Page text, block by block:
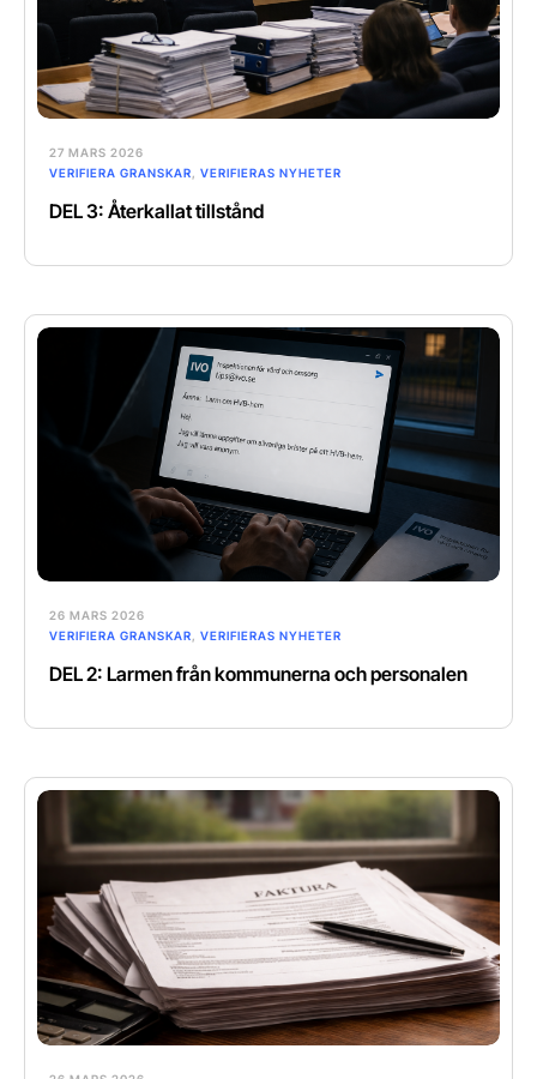
27 MARS 2026
VERIFIERA GRANSKAR
VERIFIERAS NYHETER
DEL 3: Återkallat tillstånd
26 MARS 2026
VERIFIERA GRANSKAR
VERIFIERAS NYHETER
DEL 2: Larmen från kommunerna och personalen